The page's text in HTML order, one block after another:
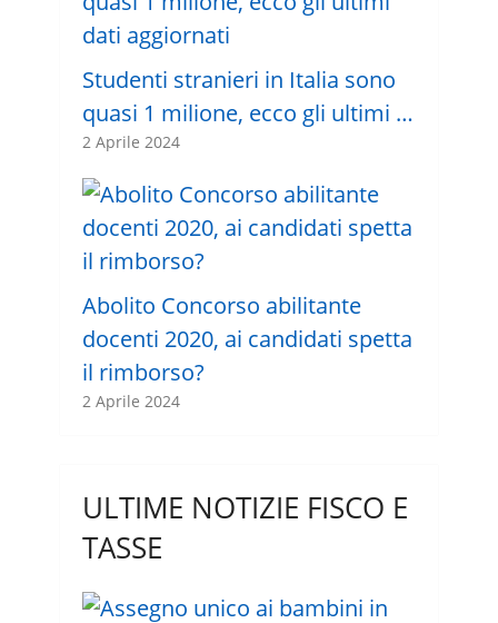
Studenti stranieri in Italia sono
quasi 1 milione, ecco gli ultimi …
2 Aprile 2024
Abolito Concorso abilitante
docenti 2020, ai candidati spetta
il rimborso?
2 Aprile 2024
ULTIME NOTIZIE FISCO E
TASSE